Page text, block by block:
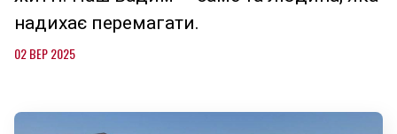
надихає перемагати.
02 ВЕР 2025